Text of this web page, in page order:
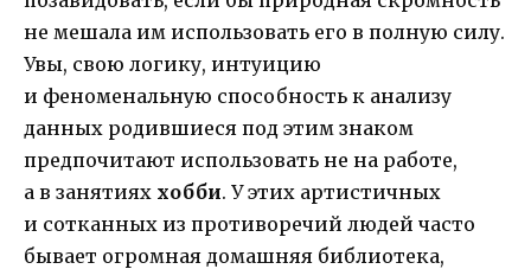
не мешала им использовать его в полную силу.
Увы, свою логику, интуицию
и феноменальную способность к анализу
данных родившиеся под этим знаком
предпочитают использовать не на работе,
а в занятиях хобби. У этих артистичных
и сотканных из противоречий людей часто
бывает огромная домашняя библиотека,